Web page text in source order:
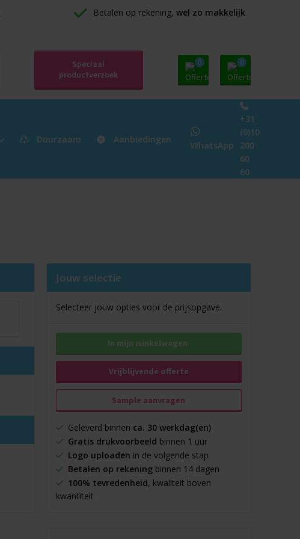
Betalen op rekening, wel zo makkelijk
Speciaal
productverzoek
0 0
Duurzaam Aanbiedingen
WhatsApp
+31
(0)10
200
60
60
Jouw selectie
Selecteer jouw opties voor de prijsopgave.
In mijn winkelwagen
Vrijblijvende offerte
Sample aanvragen
Geleverd binnen ca. 30 werkdag(en)
Gratis drukvoorbeeld binnen 1 uur
Logo uploaden in de volgende stap
Betalen op rekeningbinnen 14 dagen
100% tevredenheid, kwaliteit boven
kwantiteit